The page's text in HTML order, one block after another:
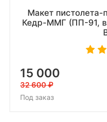
Макет
Кедр-ММГ (ПП-91,
15 000
32 600
Под заказ